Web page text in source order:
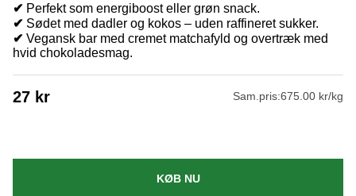
✔ Perfekt som energiboost eller grøn snack.
✔ Sødet med dadler og kokos – uden raffineret sukker.
✔ Vegansk bar med cremet matchafyld og overtræk med
hvid chokoladesmag.
27 kr Sam.pris:675.00 kr/kg
KØB NU